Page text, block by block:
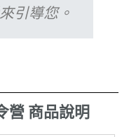
引導您。
營 商品說明